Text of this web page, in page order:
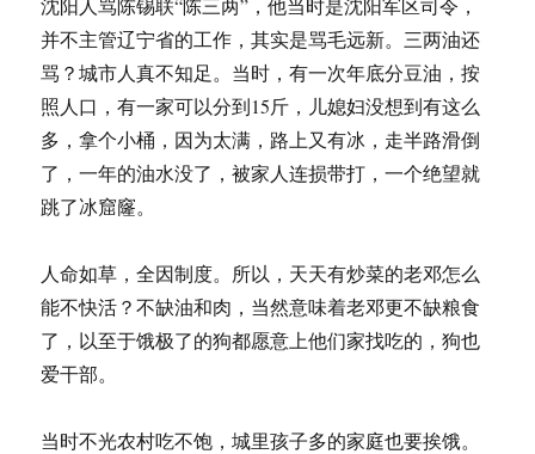
沈阳人骂陈锡联“陈三两”，他当时是沈阳军区司令，
并不主管辽宁省的工作，其实是骂毛远新。三两油还
骂？城市人真不知足。当时，有一次年底分豆油，按
照人口，有一家可以分到15斤，儿媳妇没想到有这么
多，拿个小桶，因为太满，路上又有冰，走半路滑倒
了，一年的油水没了，被家人连损带打，一个绝望就
跳了冰窟窿。
人命如草，全因制度。所以，天天有炒菜的老邓怎么
能不快活？不缺油和肉，当然意味着老邓更不缺粮食
了，以至于饿极了的狗都愿意上他们家找吃的，狗也
爱干部。
当时不光农村吃不饱，城里孩子多的家庭也要挨饿。